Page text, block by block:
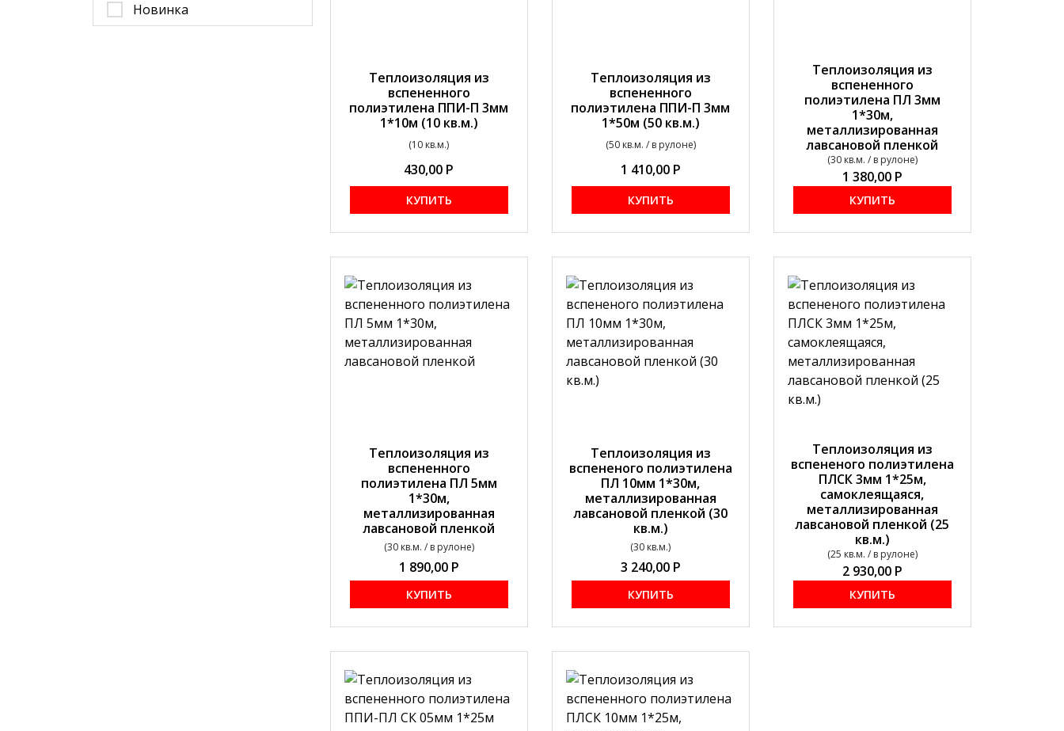
Новинка
Теплоизоляция из
вспененного
полиэтилена ППИ-П 3мм
1*10м (10 кв.м.)
(10 кв.м.)
430,00 Р
КУПИТЬ
Теплоизоляция из
вспененного
полиэтилена ППИ-П 3мм
1*50м (50 кв.м.)
(50 кв.м. / в рулоне)
1 410,00 Р
КУПИТЬ
Теплоизоляция из
вспененного
полиэтилена ПЛ 3мм
1*30м,
металлизированная
лавсановой пленкой
(30 кв.м. / в рулоне)
1 380,00 Р
КУПИТЬ
Теплоизоляция из
вспененного
полиэтилена ПЛ 5мм
1*30м,
металлизированная
лавсановой пленкой
(30 кв.м. / в рулоне)
1 890,00 Р
КУПИТЬ
Теплоизоляция из
вспененого полиэтилена
ПЛ 10мм 1*30м,
металлизированная
лавсановой пленкой (30
кв.м.)
(30 кв.м.)
3 240,00 Р
КУПИТЬ
Теплоизоляция из
вспененого полиэтилена
ПЛСК 3мм 1*25м,
самоклеящаяся,
металлизированная
лавсановой пленкой (25
кв.м.)
(25 кв.м. / в рулоне)
2 930,00 Р
КУПИТЬ